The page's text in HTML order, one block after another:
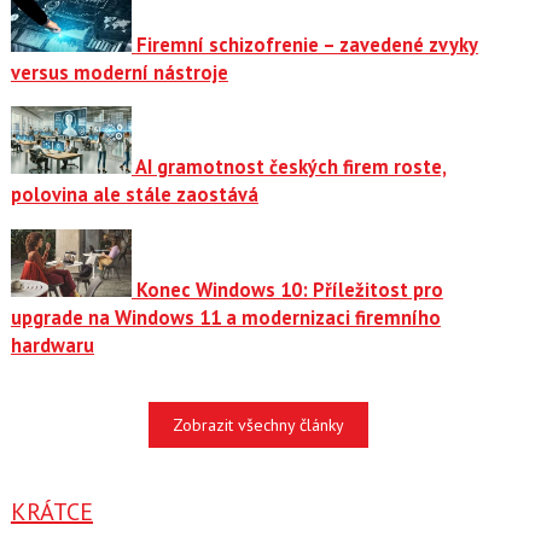
Firemní schizofrenie – zavedené zvyky
versus moderní nástroje
AI gramotnost českých firem roste,
polovina ale stále zaostává
Konec Windows 10: Příležitost pro
upgrade na Windows 11 a modernizaci firemního
hardwaru
Zobrazit všechny články
KRÁTCE